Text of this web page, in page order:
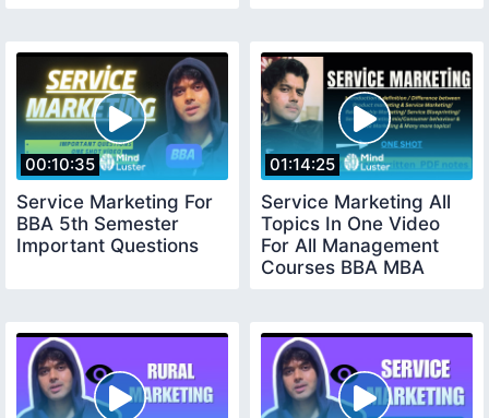
00:10:35
Service Marketing For
BBA 5th Semester
Important Questions
01:14:25
Service Marketing All
Topics In One Video
For All Management
Courses BBA MBA